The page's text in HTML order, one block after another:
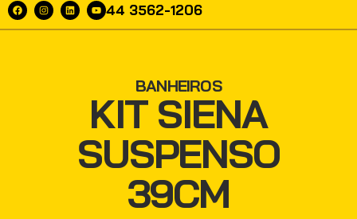
44 3562-1206
BANHEIROS
KIT SIENA
SUSPENSO
39CM